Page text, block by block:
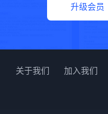
升级会员
关于我们 加入我们